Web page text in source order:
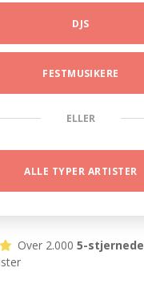
DJS
FESTMUSIKERE
ELLER
ALLE TYPER ARTISTER
Over 2.0005-stjernede